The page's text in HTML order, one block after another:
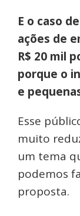
E o caso
ações de
R$ 20 mil
porque o
e
Esse
muito
um tema
podemos
proposta.